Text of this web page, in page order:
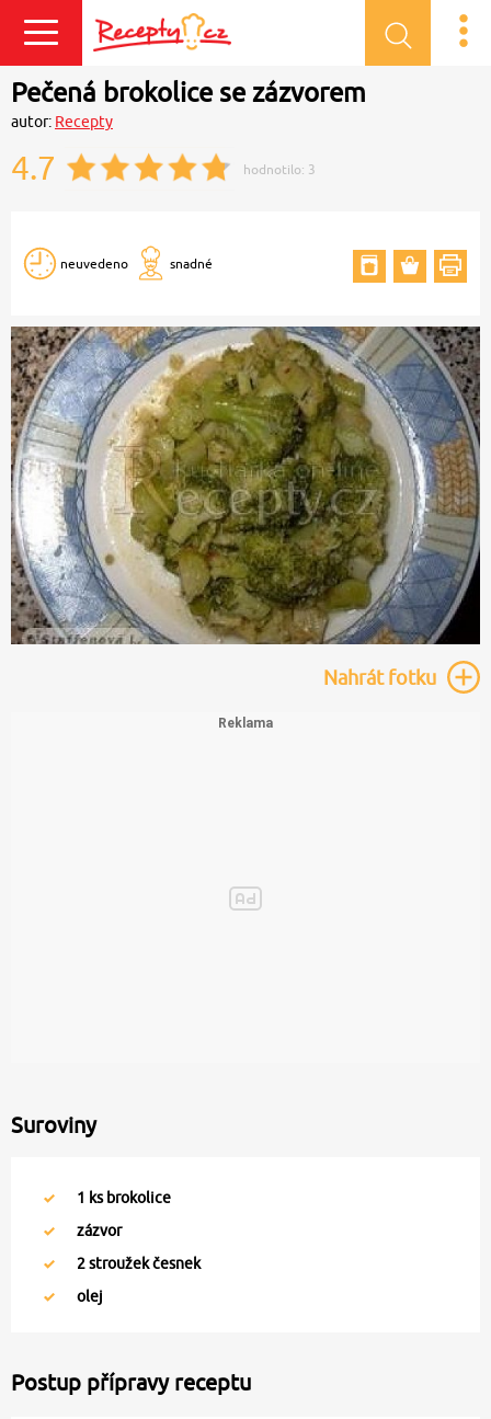
Přihlásit se
Pečená brokolice se zázvorem
autor: Recepty
4.7 hodnotilo: 3
neuvedeno snadné
Nahrátfotku
Suroviny
1 ks brokolice
zázvor
2stroužek česnek
olej
Postup přípravy receptu